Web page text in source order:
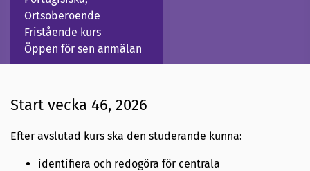
Ortsoberoende
Fristående kurs
Öppen för sen anmälan
Start vecka 46, 2026
Efter avslutad kurs ska den studerande kunna:
identifiera och redogöra för centrala